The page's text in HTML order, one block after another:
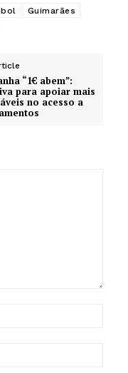
Guimarães
“1€ abem”:
para apoiar mais
no acesso a